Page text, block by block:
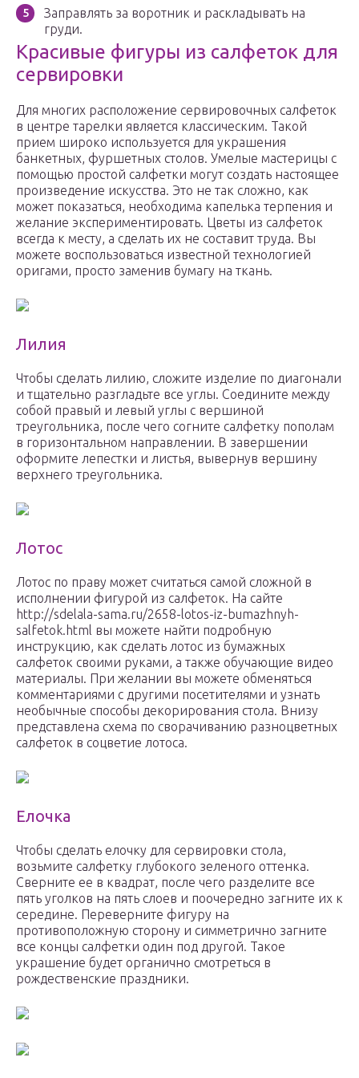
Заправлять за воротник и раскладывать на
груди.
Красивые фигуры из салфеток для
сервировки
Для многих расположение сервировочных салфеток
в центре тарелки является классическим. Такой
прием широко используется для украшения
банкетных, фуршетных столов. Умелые мастерицы с
помощью простой салфетки могут создать настоящее
произведение искусства. Это не так сложно, как
может показаться, необходима капелька терпения и
желание экспериментировать. Цветы из салфеток
всегда к месту, а сделать их не составит труда. Вы
можете воспользоваться известной технологией
оригами, просто заменив бумагу на ткань.
Лилия
Чтобы сделать лилию, сложите изделие по диагонали
и тщательно разгладьте все углы. Соедините между
собой правый и левый углы с вершиной
треугольника, после чего согните салфетку пополам
в горизонтальном направлении. В завершении
оформите лепестки и листья, вывернув вершину
верхнего треугольника.
Лотос
Лотос по праву может считаться самой сложной в
исполнении фигурой из салфеток. На сайте
http://sdelala-sama.ru/2658-lotos-iz-bumazhnyh-
salfetok.html вы можете найти подробную
инструкцию, как сделать лотос из бумажных
салфеток своими руками, а также обучающие видео
материалы. При желании вы можете обменяться
комментариями с другими посетителями и узнать
необычные способы декорирования стола. Внизу
представлена схема по сворачиванию разноцветных
салфеток в соцветие лотоса.
Елочка
Чтобы сделать елочку для сервировки стола,
возьмите салфетку глубокого зеленого оттенка.
Сверните ее в квадрат, после чего разделите все
пять уголков на пять слоев и поочередно загните их к
середине. Переверните фигуру на
противоположную сторону и симметрично загните
все концы салфетки один под другой. Такое
украшение будет органично смотреться в
рождественские праздники.